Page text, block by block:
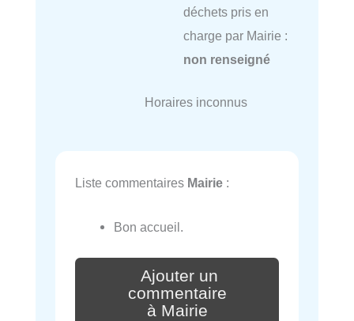
déchets pris en
charge par Mairie :
non renseigné
Horaires inconnus
Liste commentaires Mairie :
Bon accueil.
Ajouter un
commentaire
à Mairie